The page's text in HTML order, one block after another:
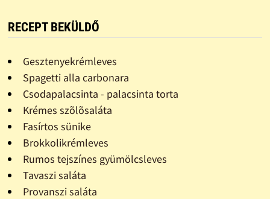
RECEPT BEKÜLDŐ
Gesztenyekrémleves
Spagetti alla carbonara
Csodapalacsinta - palacsinta torta
Krémes szõlõsaláta
Fasírtos sünike
Brokkolikrémleves
Rumos tejszínes gyümölcsleves
Tavaszi saláta
Provanszi saláta